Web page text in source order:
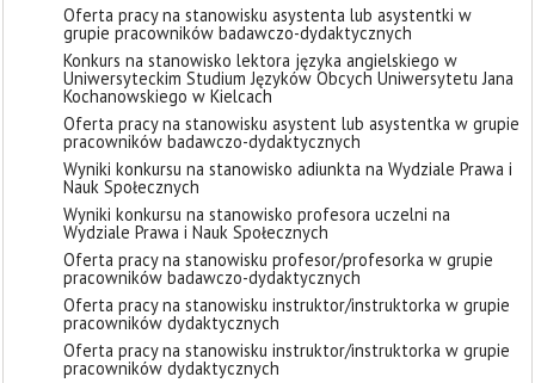
Oferta pracy na stanowisku asystenta lub asystentki w
grupie pracowników badawczo-dydaktycznych
Konkurs na stanowisko lektora języka angielskiego w
Uniwersyteckim Studium Języków Obcych Uniwersytetu Jana
Kochanowskiego w Kielcach
Oferta pracy na stanowisku asystent lub asystentka w grupie
pracowników badawczo-dydaktycznych
Wyniki konkursu na stanowisko adiunkta na Wydziale Prawa i
Nauk Społecznych
Wyniki konkursu na stanowisko profesora uczelni na
Wydziale Prawa i Nauk Społecznych
Oferta pracy na stanowisku profesor/profesorka w grupie
pracowników badawczo-dydaktycznych
Oferta pracy na stanowisku instruktor/instruktorka w grupie
pracowników dydaktycznych
Oferta pracy na stanowisku instruktor/instruktorka w grupie
pracowników dydaktycznych